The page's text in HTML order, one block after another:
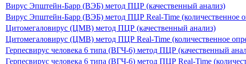
Вирус Эпштейн-Барр (ВЭБ) метод ПЦР (качественный анализ)
Вирус Эпштейн-Барр (ВЭБ) метод ПЦР Real-Time (количественное
Цитомегаловирус (ЦМВ) метод ПЦР (качественный анализ)
Цитомегаловирус (ЦМВ) метод ПЦР Real-Time (количественное
Герпесвирус человека 6 типа (ВГЧ-6) метод ПЦР (качественный
Герпесвирус человека 6 типа (ВГЧ-6) метод ПЦР Real-Time